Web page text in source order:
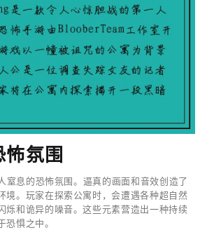
氛围
窒息的恐怖氛围。逼真的画面和音效创造了
境。玩家在探索公寓时，会遭遇各种超自然
烁和诡异的噪音。这些元素营造出一种持续
恐惧之中。